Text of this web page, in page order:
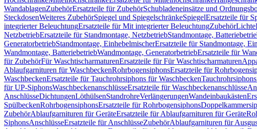
WandablagenZubehörErsatzteile für ZubehörSchubladeneinsätze und
SteckdosenWeiteres ZubehörSpiegel und SpiegelschränkeSpiegelErsatzteile für
integrierter BeleuchtungErsatzteile für Mit integrierter BeleuchtungZubehör
NetzbetriebErsatzteile für Standmontage, NetzbetriebStandmontage,
GeneratorbetriebStandmontage, EinhebelmischerErsatzteile für Standmontage,
Wandmontage, BatteriebetriebWandmontage, GeneratorbetriebErsatzteile für
für ZubehörFür WaschtischarmaturenErsatzteile für Für Waschtischarmaturen
Ablaufgarnituren für WaschbeckenRohrbogensiphonsErsatzteile für
WaschbeckenErsatzteile für Tauchrohrsiphons für Waschbecken
für UP-SiphonsWaschbeckenanschlüsseErsatzteile für Waschbeckenanschlüsse
AnschlüsseDichtungenLöthülsenStandrohreVerlängerungenWandeinbaukästen
SpülbeckenRohrbogensiphonsErsatzteile für Rohrbogensiphons
ZubehörAblaufgarnituren für GeräteErsatzteile für Ablaufgarnituren für Geräte
SiphonsAnschlüsseErsatzteile für AnschlüsseZubehörAblaufgarnituren für